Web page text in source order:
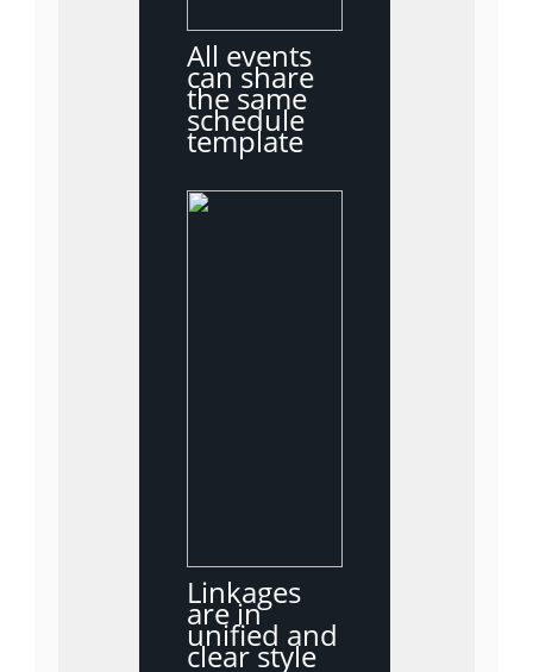
All events
can share
the same
schedule
template
Linkages
are in
unified and
clear style